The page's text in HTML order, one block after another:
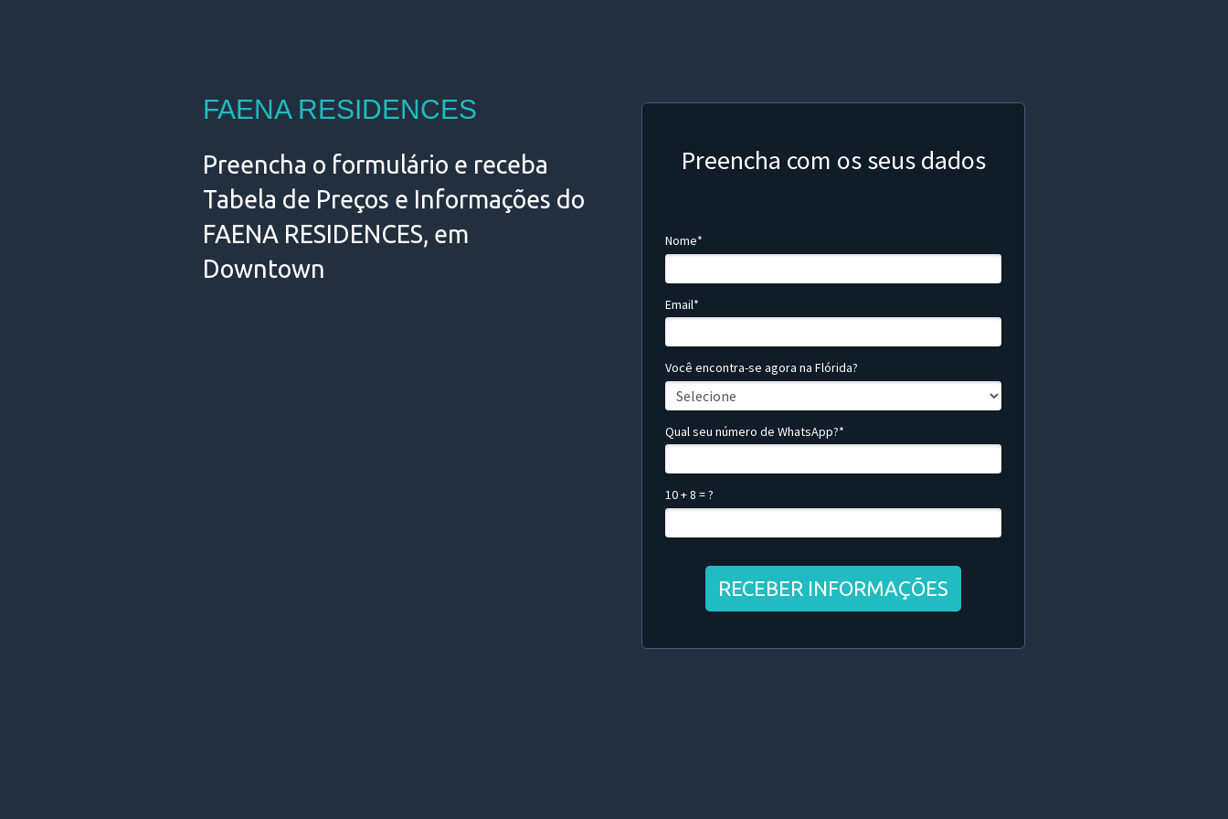
FAENA RESIDENCES
Preencha o formulário e receba
Tabela de Preços e Informações do
FAENA RESIDENCES, em
Downtown
Preencha com os seus dados
Nome*
Email*
Você encontra-se agora na Flórida?
Qual seu número de WhatsApp?*
10 + 8 = ?
RECEBER INFORMAÇÕES